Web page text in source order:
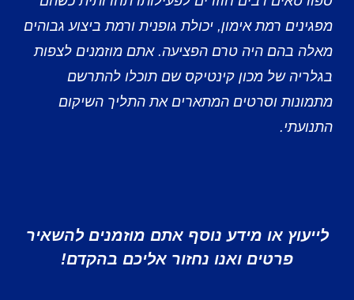
מפגינים רמת אימון, יכולת גופנית ורמת ביצוע גבוהים
מאלה בהם היה טרם הפציעה. אתם מוזמנים לצפות
בגלריה של מכון קינטיקס שם תוכלו להתרשם
מתמונות וסרטים המתארים את התליך השיקום
התנועתי.
לייעוץ או מידע נוסף אתם מוזמנים להשאיר
פרטים ואנו נחזור אליכם בהקדם!